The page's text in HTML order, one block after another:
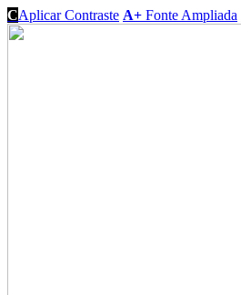
CAplicar Contraste A+ Fonte Ampliada